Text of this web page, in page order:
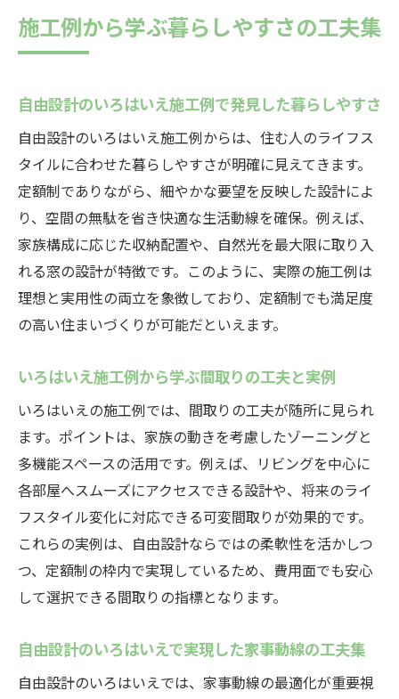
施工例から学ぶ暮らしやすさの工夫集
自由設計のいろはいえ施工例で発見した暮らしやすさ
自由設計のいろはいえ施工例からは、住む人のライフス
タイルに合わせた暮らしやすさが明確に見えてきます。
定額制でありながら、細やかな要望を反映した設計によ
り、空間の無駄を省き快適な生活動線を確保。例えば、
家族構成に応じた収納配置や、自然光を最大限に取り入
れる窓の設計が特徴です。このように、実際の施工例は
理想と実用性の両立を象徴しており、定額制でも満足度
の高い住まいづくりが可能だといえます。
いろはいえ施工例から学ぶ間取りの工夫と実例
いろはいえの施工例では、間取りの工夫が随所に見られ
ます。ポイントは、家族の動きを考慮したゾーニングと
多機能スペースの活用です。例えば、リビングを中心に
各部屋へスムーズにアクセスできる設計や、将来のライ
フスタイル変化に対応できる可変間取りが効果的です。
これらの実例は、自由設計ならではの柔軟性を活かしつ
つ、定額制の枠内で実現しているため、費用面でも安心
して選択できる間取りの指標となります。
自由設計のいろはいえで実現した家事動線の工夫集
自由設計のいろはいえでは、家事動線の最適化が重要視